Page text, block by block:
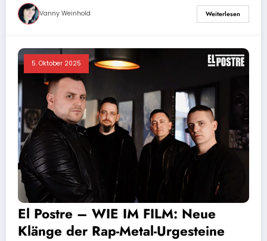
Vanny Weinhold Weiterlesen
5. Oktober 2025
El Postre – WIE IM FILM: Neue
Klänge der Rap-Metal-Urgesteine